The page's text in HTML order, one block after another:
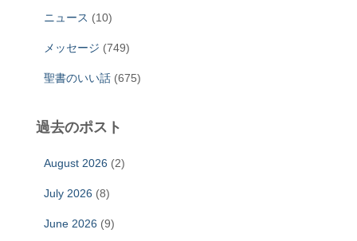
ニュース (10)
メッセージ (749)
聖書のいい話 (675)
過去のポスト
August 2026 (2)
July 2026 (8)
June 2026 (9)